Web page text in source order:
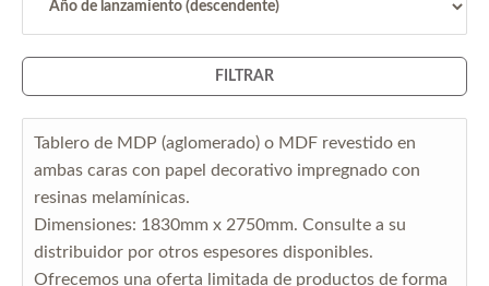
FILTRAR
Tablero de MDP (aglomerado) o MDF revestido en
ambas caras con papel decorativo impregnado con
resinas melamínicas.
Dimensiones: 1830mm x 2750mm. Consulte a su
distribuidor por otros espesores disponibles.
Ofrecemos una oferta limitada de productos de forma